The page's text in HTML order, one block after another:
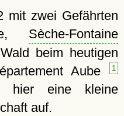
mit zwei Gefährten
Sèche-Fontaine
beim heutigen
Aube
1
hier eine kleine
auf.